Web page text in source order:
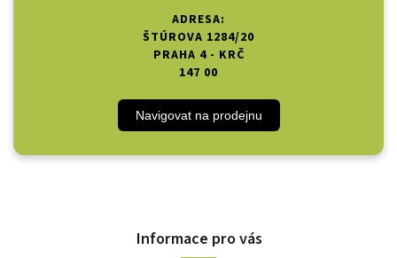
ADRESA:
ŠTÚROVA 1284/20
PRAHA 4 - KRČ
147 00
Navigovat na prodejnu
Informace pro vás